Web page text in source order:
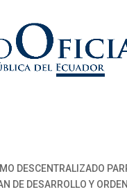
DESCENTRALIZADO
DE DESARROLLO Y